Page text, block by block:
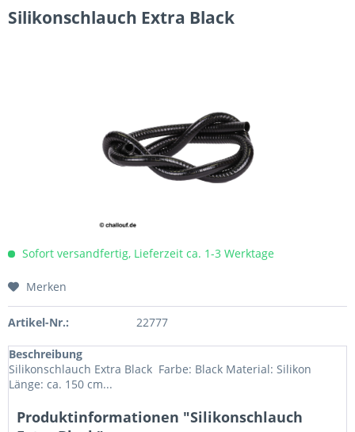
Silikonschlauch Extra Black
Sofort versandfertig, Lieferzeit ca. 1-3 Werktage
Merken
Artikel-Nr.: 22777
Beschreibung
Silikonschlauch Extra Black Farbe: Black Material: Silikon
Länge: ca. 150 cm...
Produktinformationen "Silikonschlauch